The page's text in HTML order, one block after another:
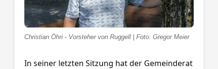
Christian Öhri - Vorsteher von Ruggell | Foto: Gregor Meier
In seiner letzten Sitzung hat der Gemeinderat